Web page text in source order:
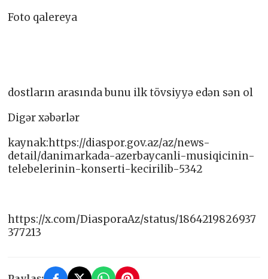
Foto qalereya
dostların arasında bunu ilk tövsiyyə edən sən ol
Digər xəbərlər
kaynak:https://diaspor.gov.az/az/news-
detail/danimarkada-azerbaycanli-musiqicinin-
telebelerinin-konserti-kecirilib-5342
https://x.com/DiasporaAz/status/1864219826937
377213